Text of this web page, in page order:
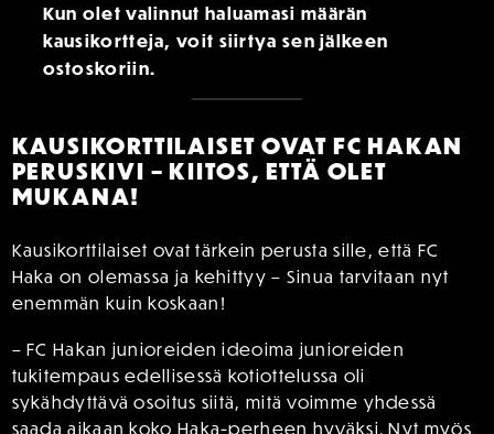
Kun olet valinnut haluamasi määrän
kausikortteja, voit siirtya sen jälkeen
ostoskoriin.
KAUSIKORTTILAISET OVAT FC HAKAN
PERUSKIVI – KIITOS, ETTÄ OLET
MUKANA!
Kausikorttilaiset ovat tärkein perusta sille, että FC
Haka on olemassa ja kehittyy – Sinua tarvitaan nyt
enemmän kuin koskaan!
– FC Hakan junioreiden ideoima junioreiden
tukitempaus edellisessä kotiottelussa oli
sykähdyttävä osoitus siitä, mitä voimme yhdessä
saada aikaan koko Haka-perheen hyväksi. Nyt myös